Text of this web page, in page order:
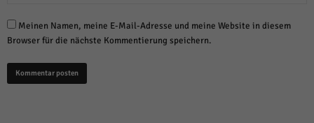
Meinen Namen, meine E-Mail-Adresse und meine Website in diesem
Browser für die nächste Kommentierung speichern.